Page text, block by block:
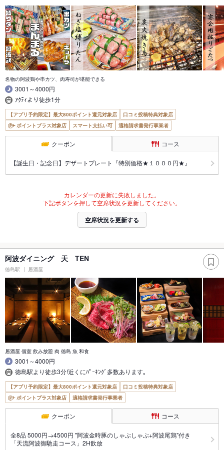
名物の阿波鶏や串カツ、肉寿司が堪能できる
3001～4000円
ｱｸﾃｨより徒歩1分
【アプリ予約限定】最大800ポイント還元対象店
口コミ投稿特典対象店
ポイントプラス対象店
スマート支払い可 適格請求書発行事業者
クーポン コース
【誕生日・記念日】デザートプレート『特別価格★１０００円★』
カレンダーの更新に失敗しました。
下記ボタンを押して空席状況を更新してください。
空席状況を更新する
阿波ダイニング 天 TEN
徳島駅 居酒屋
居酒屋 個室 飲み放題 肉 徳島 魚 和食
3001～4000円
徳島駅より徒歩3分!近くにﾊﾟｰｷﾝｸﾞ多数あります｡
【アプリ予約限定】最大800ポイント還元対象店
口コミ投稿特典対象店
ポイントプラス対象店
適格請求書発行事業者
クーポン コース
全8品 5000円→4500円 "阿波金時豚のしゃぶしゃぶ+阿波尾鶏"付き
「天流阿波御馳走コース」2H飲放